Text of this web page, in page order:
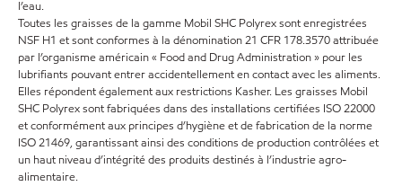
l’eau.
Toutes les graisses de la gamme Mobil SHC Polyrex sont enregistrées
NSF H1 et sont conformes à la dénomination 21 CFR 178.3570 attribuée
par l’organisme américain « Food and Drug Administration » pour les
lubrifiants pouvant entrer accidentellement en contact avec les aliments.
Elles répondent également aux restrictions Kasher. Les graisses Mobil
SHC Polyrex sont fabriquées dans des installations certifiées ISO 22000
et conformément aux principes d’hygiène et de fabrication de la norme
ISO 21469, garantissant ainsi des conditions de production contrôlées et
un haut niveau d’intégrité des produits destinés à l’industrie agro-
alimentaire.